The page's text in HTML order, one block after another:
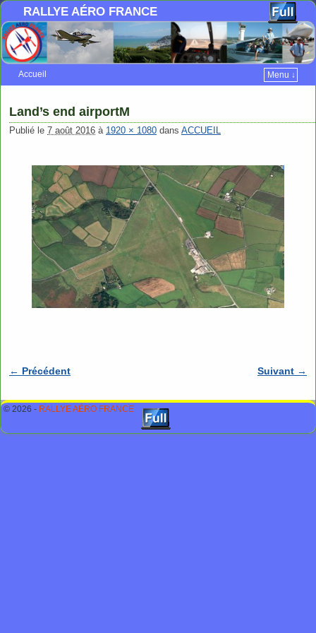
RALLYE AÉRO FRANCE
Accueil
Menu ↓
Land’s end airportM
Publié le 7 août 2016 à 1920 × 1080 dans ACCUEIL
Navigation des images
← Précédent Suivant →
© 2026 - RALLYE AÉRO FRANCE